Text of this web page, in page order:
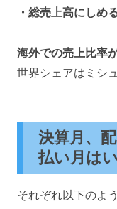
・総売上高にしめ
海外での売上比率
世界シェアはミシ
決算月、
払い月は
それぞれ以下のよ